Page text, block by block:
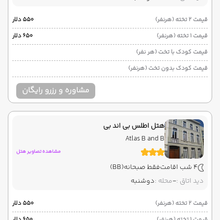
قیمت 2 تخته (هرنفر)
۵۵۰ دلار
قیمت 1 تخته (هرنفر)
۶۵۰ دلار
قیمت کودک با تخت (هر نفر)
قیمت کودک بدون تخت (هرنفر)
مشاوره و رزرو رایگان
هتل اطلس بی اند بی
Atlas B and B
مشاهده تصاویر هتل
4 شب اقامت فقط صبحانه(BB)
دید اتاق :-محله :دوشنبه
قیمت 2 تخته (هرنفر)
۵۵۰ دلار